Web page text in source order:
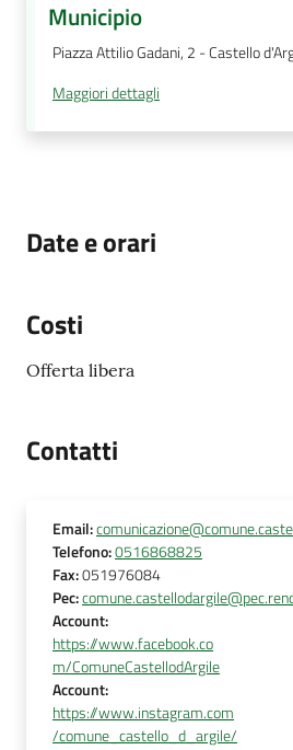
Municipio
Piazza Attilio Gadani, 2 - Castello
Maggiori dettagli
Date e orari
Costi
Offerta libera
Contatti
Email:
Telefono:0516868825
Fax:051976084
Pec:
Account:
https://www.facebook.co
m/ComuneCastellodArgile
Account:
https://www.instagram.com
/comune_castello_d_argile/